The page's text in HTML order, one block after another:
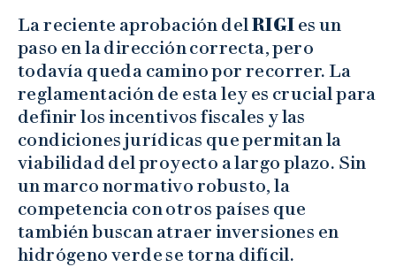
La reciente aprobación del RIGI es un
paso en la dirección correcta, pero
todavía queda camino por recorrer. La
reglamentación de esta ley es crucial para
definir los incentivos fiscales y las
condiciones jurídicas que permitan la
viabilidad del proyecto a largo plazo. Sin
un marco normativo robusto, la
competencia con otros países que
también buscan atraer inversiones en
hidrógeno verde se torna difícil.